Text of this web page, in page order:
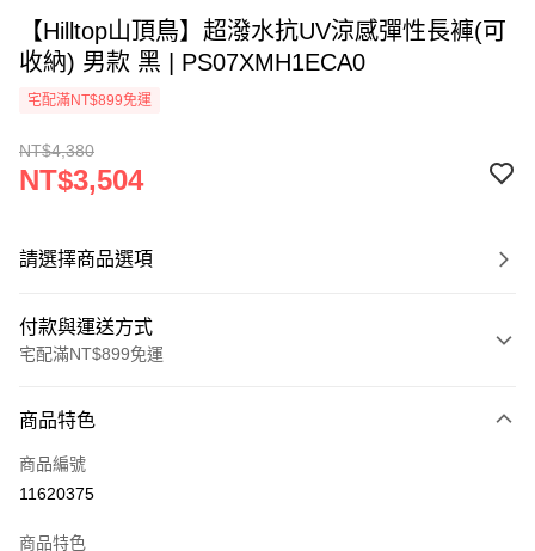
【Hilltop山頂鳥】超潑水抗UV涼感彈性長褲(可
收納) 男款 黑 | PS07XMH1ECA0
宅配滿NT$899免運
NT$4,380
NT$3,504
請選擇商品選項
付款與運送方式
宅配滿NT$899免運
信用卡一次付款
LINE Pay
商品特色
商品編號
11620375
商品特色